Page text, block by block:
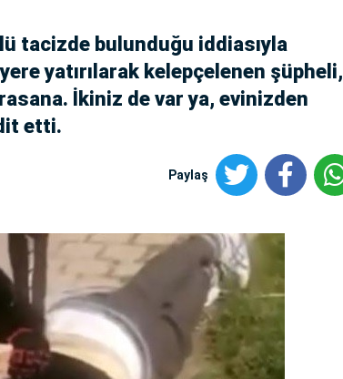
tacizde bulunduğu iddiasıyla
yatırılarak kelepçelenen şüpheli,
İkiniz de var ya, evinizden
etti.
Paylaş